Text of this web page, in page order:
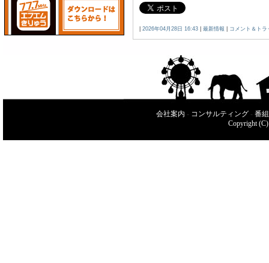
2026年04月28日 16:43 最新情報 コメント＆ト
会社案内 - コンサルティング - 番
Copyright